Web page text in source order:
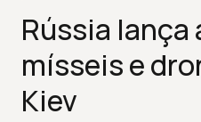
Rússia lança
mísseis e
Kiev